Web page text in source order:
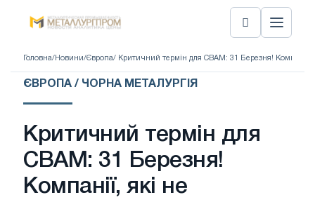
Головна/ Новини/Європа/ Критичний термін для CBAM: 31 Березня!
ЄВРОПА / ЧОРНА МЕТАЛУРГІЯ
Критичний термін для
CBAM: 31 Березня!
Компанії, які не